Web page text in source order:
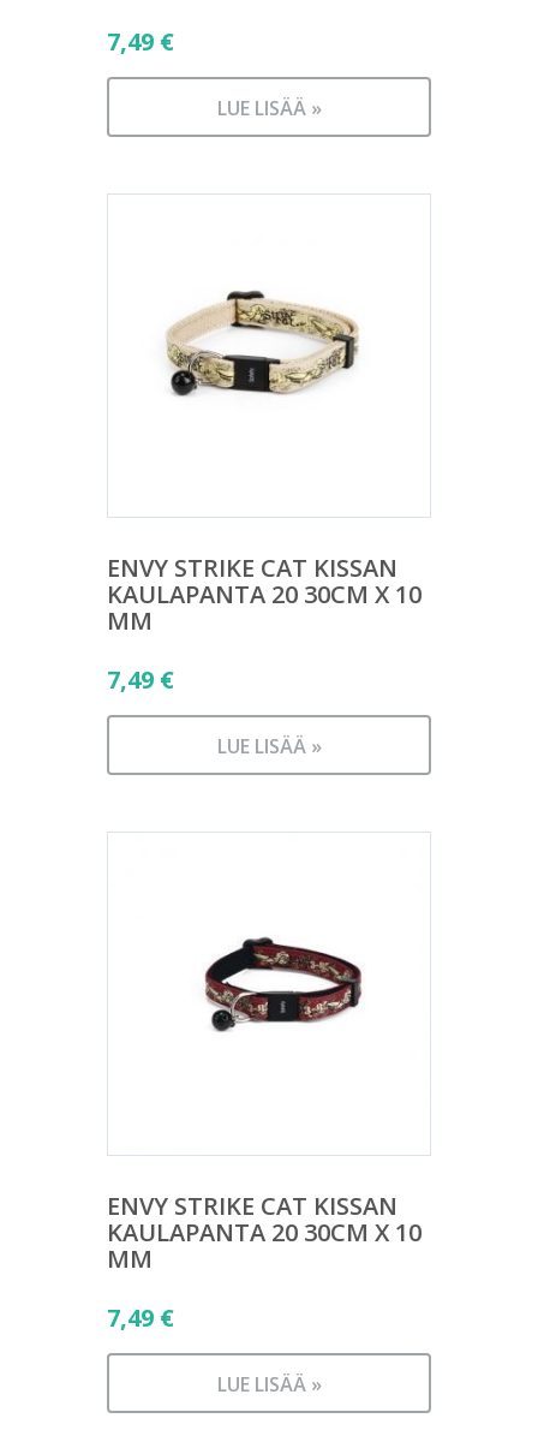
7,49 €
LUE LISÄÄ »
ENVY STRIKE CAT KISSAN
KAULAPANTA 20 30CM X 10
MM
7,49 €
LUE LISÄÄ »
ENVY STRIKE CAT KISSAN
KAULAPANTA 20 30CM X 10
MM
7,49 €
LUE LISÄÄ »